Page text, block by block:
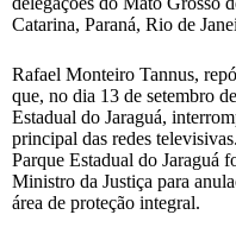
Catarina, Paraná, Rio de
Rafael Monteiro Tannus,
que, no dia 13 de setembro
Estadual do Jaraguá,
principal das redes
Parque Estadual do Jaraguá
Ministro da Justiça para
área de proteção integral.